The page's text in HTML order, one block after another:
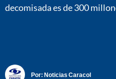
decomisada es de 300
Por: Noticias Caracol